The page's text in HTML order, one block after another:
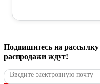
Подпишитесь на рассылку
распродажи ждут!